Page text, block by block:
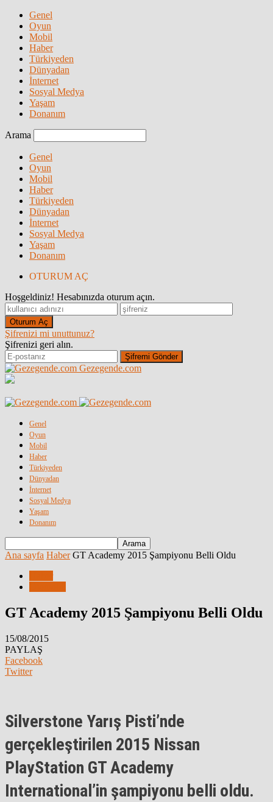
Genel
Oyun
Mobil
Haber
Türkiyeden
Dünyadan
İnternet
Sosyal Medya
Yaşam
Donanım
Arama
Genel
Oyun
Mobil
Haber
Türkiyeden
Dünyadan
İnternet
Sosyal Medya
Yaşam
Donanım
OTURUM AÇ
Hoşgeldiniz! Hesabınızda oturum açın.
Şifrenizi mi unuttunuz?
Şifrenizi geri alın.
Gezegende.com
Genel
Oyun
Mobil
Haber
Türkiyeden
Dünyadan
İnternet
Sosyal Medya
Yaşam
Donanım
Ana sayfa Haber GT Academy 2015 Şampiyonu Belli Oldu
GT Academy 2015 Şampiyonu Belli Oldu
15/08/2015
PAYLAŞ
Facebook
Twitter
Silverstone Yarış Pisti’nde
gerçekleştirilen 2015 Nissan
PlayStation GT Academy
International’in şampiyonu belli oldu.